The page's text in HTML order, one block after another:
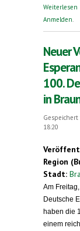
Weiterlesen
Anmelden
Neuer
100.
in
Gespeichert
18:20
Region
Stadt:
Am
Deutsche
haben die
einem